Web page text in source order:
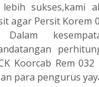
sukses,kami
agar Persit Korem
Dalam
Koorcab Rem
para pengurus